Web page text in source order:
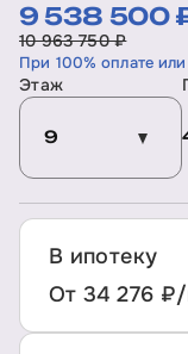
9 538 500
10 963 750 ₽
При 100% оплате
Этаж
9
В ипотеку
От 34 276